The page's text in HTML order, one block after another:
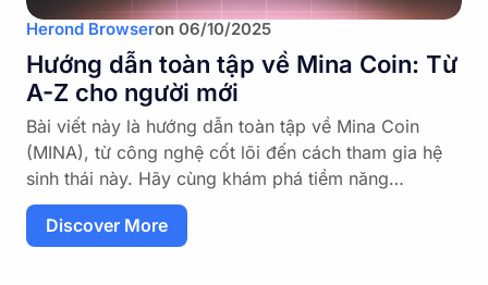
Herond Browseron 06/10/2025
Hướng dẫn toàn tập về Mina Coin: Từ
A-Z cho người mới
Bài viết này là hướng dẫn toàn tập về Mina Coin
(MINA), từ công nghệ cốt lõi đến cách tham gia hệ
sinh thái này. Hãy cùng khám phá tiềm năng…
Discover More